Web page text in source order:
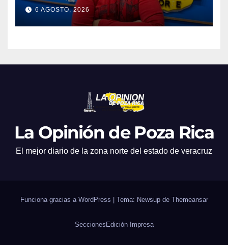
6 AGOSTO, 2026
La Opinión de Poza Rica
El mejor diario de la zona norte del estado de veracruz
Funciona gracias a WordPress Tema: Newsup de Themeansar
SeccionesEdición Impresa